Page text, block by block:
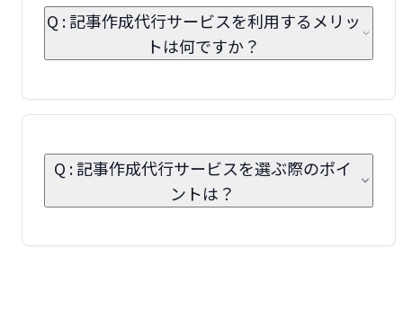
Q : 記事作成代行サービスを利用するメリッ
トは何ですか？
Q : 記事作成代行サービスを選ぶ際のポイ
ントは？